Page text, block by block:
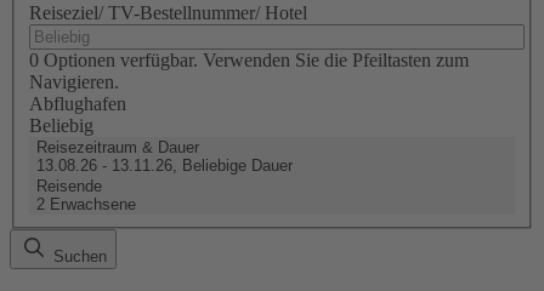
Reiseziel/ TV-Bestellnummer/ Hotel
0 Optionen verfügbar. Verwenden Sie die Pfeiltasten zum
Navigieren.
Abflughafen
Beliebig
Reisezeitraum & Dauer
13.08.26 - 13.11.26, Beliebige Dauer
Reisende
2 Erwachsene
Suchen